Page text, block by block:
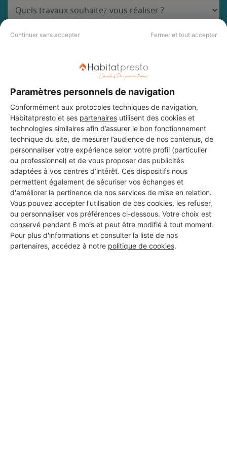
Continuer sans accepter Fermer et tout accepter
Paramètres personnels de navigation
Conformément aux protocoles techniques de navigation,
Habitatpresto et ses partenaires utilisent des cookies et
technologies similaires afin d’assurer le bon fonctionnement
technique du site, de mesurer l’audience de nos contenus, de
personnaliser votre expérience selon votre profil (particulier
ou professionnel) et de vous proposer des publicités
adaptées à vos centres d’intérêt. Ces dispositifs nous
permettent également de sécuriser vos échanges et
d'améliorer la pertinence de nos services de mise en relation.
Vous pouvez accepter l'utilisation de ces cookies, les refuser,
ou personnaliser vos préférences ci-dessous. Votre choix est
conservé pendant 6 mois et peut être modifié à tout moment.
Pour plus d'informations et consulter la liste de nos
partenaires, accédez à notre politique de cookies.
Les 2 autres Installateurs
d'alarmes pour vos travaux à
Plan-d'Orgon
Gmetalconcept
Plan-d'Orgon
Voir sa fiche